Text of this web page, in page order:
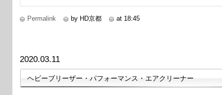
Permalink by HD京都 at 18:45
2020.03.11
ヘビーブリーザー・パフォーマンス・エアクリーナー